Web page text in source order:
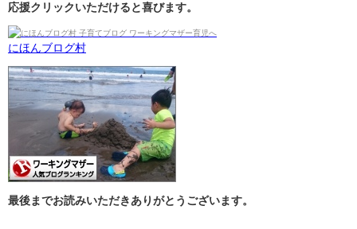
応援クリックいただけると喜びます。
にほんブログ村
最後までお読みいただきありがとうございます。